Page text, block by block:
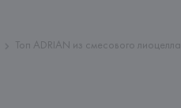
Топ ADRIAN из смесового лиоцелла